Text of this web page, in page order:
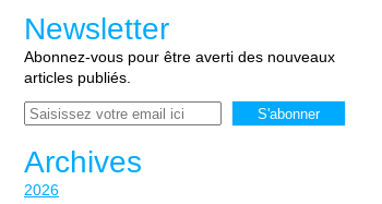
Newsletter
Abonnez-vous pour être averti des nouveaux
articles publiés.
Email
Archives
2026